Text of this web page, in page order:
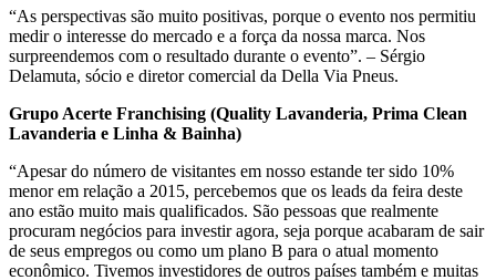
“As perspectivas são muito positivas, porque o evento nos permitiu
medir o interesse do mercado e a força da nossa marca. Nos
surpreendemos com o resultado durante o evento”. – Sérgio
Delamuta, sócio e diretor comercial da Della Via Pneus.
Grupo Acerte Franchising (Quality Lavanderia, Prima Clean
Lavanderia e Linha & Bainha)
“Apesar do número de visitantes em nosso estande ter sido 10%
menor em relação a 2015, percebemos que os leads da feira deste
ano estão muito mais qualificados. São pessoas que realmente
procuram negócios para investir agora, seja porque acabaram de sair
de seus empregos ou como um plano B para o atual momento
econômico. Tivemos investidores de outros países também e muitas